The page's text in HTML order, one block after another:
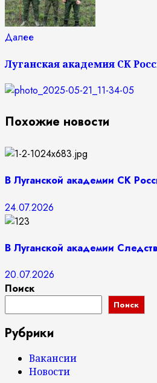
ДалееСледующая
Луганская академия СК
Похожие новости
В Луганской академии СК
24.07.2026
В Луганской академии
20.07.2026
Поиск
Поиск
Рубрики
Вакансии
Новости